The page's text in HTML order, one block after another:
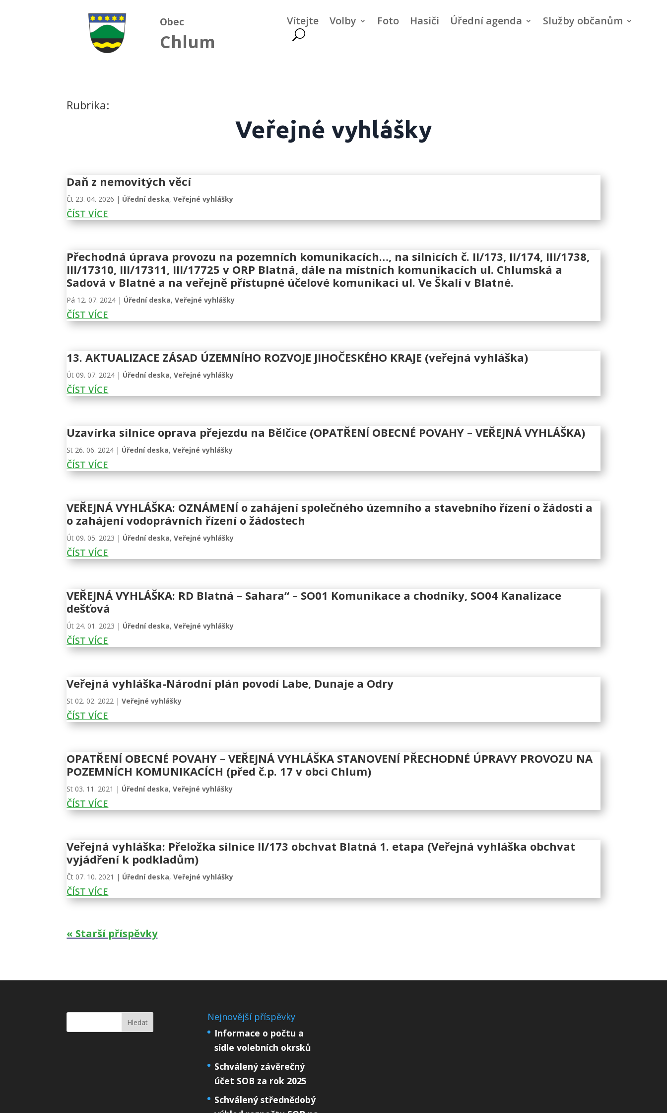
Obec
Chlum
Vítejte Volby Foto Hasiči Úřední agenda Služby občanům
Rubrika:
Veřejné vyhlášky
Daň z nemovitých věcí
Čt 23. 04. 2026 | Úřední deska,Veřejné vyhlášky
ČÍST VÍCE
Přechodná úprava provozu na pozemních komunikacích…, na silnicích č. II/173, II/174, III/1738,
III/17310, III/17311, III/17725 v ORP Blatná, dále na místních komunikacích ul. Chlumská a
Sadová v Blatné a na veřejně přístupné účelové komunikaci ul. Ve Škalí v Blatné.
Pá 12. 07. 2024 | Úřední deska,Veřejné vyhlášky
ČÍST VÍCE
13. AKTUALIZACE ZÁSAD ÚZEMNÍHO ROZVOJE JIHOČESKÉHO KRAJE (veřejná vyhláška)
Út 09. 07. 2024 | Úřední deska,Veřejné vyhlášky
ČÍST VÍCE
Uzavírka silnice oprava přejezdu na Bělčice (OPATŘENÍ OBECNÉ POVAHY – VEŘEJNÁ VYHLÁŠKA)
St 26. 06. 2024 | Úřední deska,Veřejné vyhlášky
ČÍST VÍCE
VEŘEJNÁ VYHLÁŠKA: OZNÁMENÍ o zahájení společného územního a stavebního řízení o žádosti a
o zahájení vodoprávních řízení o žádostech
Út 09. 05. 2023 | Úřední deska,Veřejné vyhlášky
ČÍST VÍCE
VEŘEJNÁ VYHLÁŠKA: RD Blatná – Sahara“ – SO01 Komunikace a chodníky, SO04 Kanalizace
dešťová
Út 24. 01. 2023 | Úřední deska,Veřejné vyhlášky
ČÍST VÍCE
Veřejná vyhláška-Národní plán povodí Labe, Dunaje a Odry
St 02. 02. 2022 |Veřejné vyhlášky
ČÍST VÍCE
OPATŘENÍ OBECNÉ POVAHY – VEŘEJNÁ VYHLÁŠKA STANOVENÍ PŘECHODNÉ ÚPRAVY PROVOZU NA
POZEMNÍCH KOMUNIKACÍCH (před č.p. 17 v obci Chlum)
St 03. 11. 2021 | Úřední deska,Veřejné vyhlášky
ČÍST VÍCE
Veřejná vyhláška: Přeložka silnice II/173 obchvat Blatná 1. etapa (Veřejná vyhláška obchvat
vyjádření k podkladům)
Čt 07. 10. 2021 | Úřední deska,Veřejné vyhlášky
ČÍST VÍCE
« Starší příspěvky
Nejnovější příspěvky
Informace o počtu a
sídle volebních okrsků
Schválený závěrečný
účet SOB za rok 2025
Schválený střednědobý